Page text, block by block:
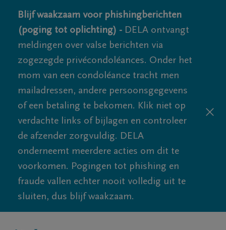
Blijf waakzaam voor phishingberichten
(poging tot oplichting) - DELA ontvangt
meldingen over valse berichten via
zogezegde privécondoléances. Onder het
mom van een condoléance tracht men
mailadressen, andere persoonsgegevens
of een betaling te bekomen. Klik niet op
verdachte links of bijlagen en controleer
de afzender zorgvuldig. DELA
onderneemt meerdere acties om dit te
voorkomen. Pogingen tot phishing en
fraude vallen echter nooit volledig uit te
sluiten, dus blijf waakzaam.